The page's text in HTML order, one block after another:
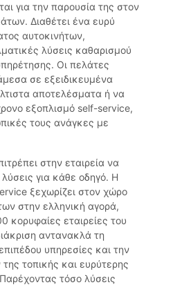
για την παρουσία της στον
Διαθέτει ένα ευρύ
αυτοκινήτων,
λύσεις καθαρισμού
Οι πελάτες
σε εξειδικευμένα
αποτελέσματα ή να
εξοπλισμό self-service,
τους ανάγκες με
στην εταιρεία να
για κάθε οδηγό. Η
ξεχωρίζει στον χώρο
στην ελληνική αγορά,
κορυφαίες εταιρείες του
αντανακλά τη
υπηρεσίες και την
τοπικής και ευρύτερης
τόσο λύσεις